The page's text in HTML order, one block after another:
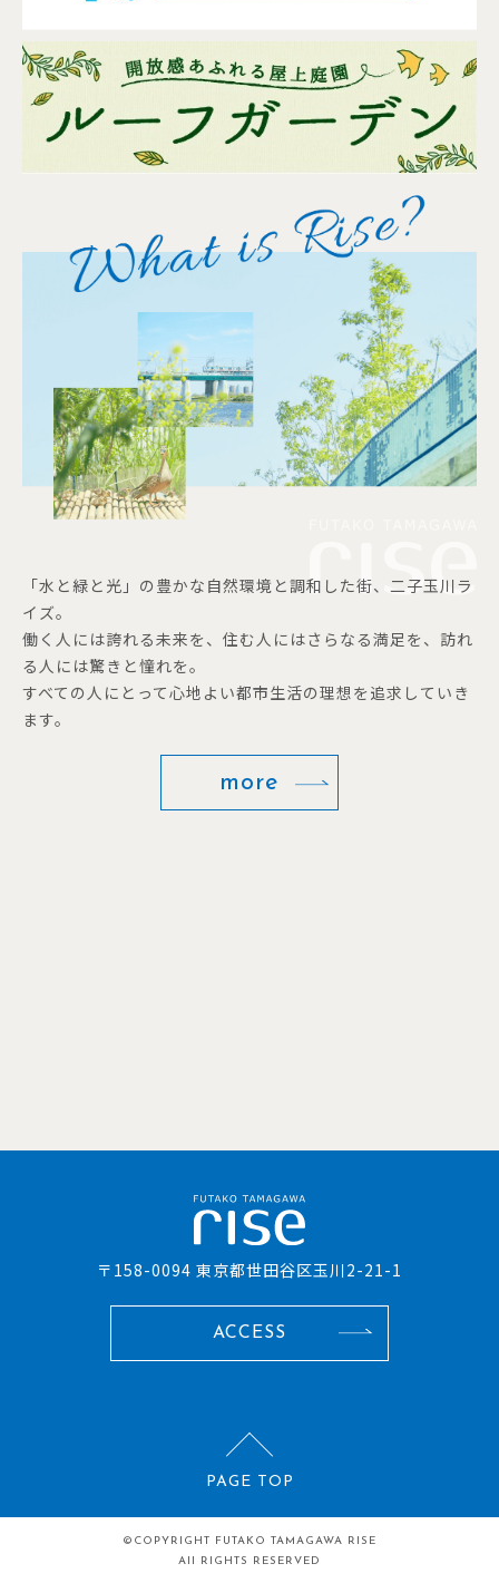
「水と緑と光」の豊かな自然環境と調和した街、二子玉川ラ
イズ。
働く人には誇れる未来を、住む人にはさらなる満足を、訪れ
る人には驚きと憧れを。
すべての人にとって心地よい都市生活の理想を追求していき
ます。
more
〒158-0094 東京都世田谷区玉川2-21-1
ACCESS
PAGE TOP
©COPYRIGHT
FUTAKO TAMAGAWA RISE
All RIGHTS RESERVED